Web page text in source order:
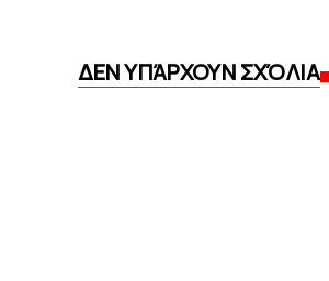
ΔΕΝ ΥΠΆΡΧΟΥΝ ΣΧΌΛΙΑ